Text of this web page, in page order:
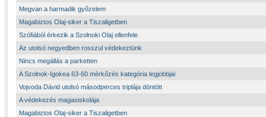
Megvan a harmadik győzelem
Magabiztos Olaj-siker a Tiszaligetben
Szófiából érkezik a Szolnoki Olaj ellenfele
Az utolsó negyedben rosszul védekeztünk
Nincs megállás a parketten
A Szolnok-Igokea 63-60 mérkőzés kategória legjobbjai
Vojvoda Dávid utolsó másodperces triplája döntött
A védekezés magasiskolája
Magabiztos Olaj-siker a Tiszaligetben